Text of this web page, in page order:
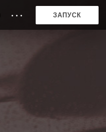
• • • ЗАПУСК